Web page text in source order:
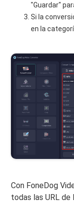
"Guardar"
Si la
en la
Con FoneDog
todas las URL de